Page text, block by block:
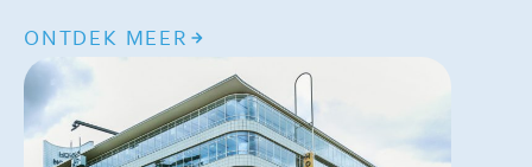
ONTDEK MEER